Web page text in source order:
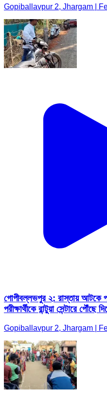
Gopiballavpur 2, Jhargam |
গোপীবল্লভপুর ২: রাস্তায় আটকে
পরীক্ষার্থীকে রান্টুয়া সেন্টারে
Gopiballavpur 2, Jhargam |